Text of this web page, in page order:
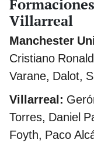
Villarreal
Manchester
Cristiano
Varane, Dalot,
Villarreal:
Torres, Daniel
Foyth, Paco